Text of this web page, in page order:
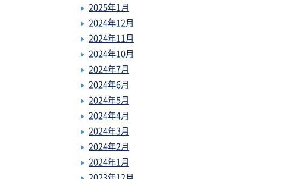
2025年1月
2024年12月
2024年11月
2024年10月
2024年7月
2024年6月
2024年5月
2024年4月
2024年3月
2024年2月
2024年1月